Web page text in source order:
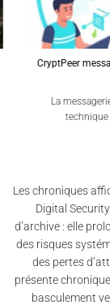
CryptPeer
La messagerie
technique
Les chroniques
Digital
d’archive : elle
des risques
des pertes
présente
basculement